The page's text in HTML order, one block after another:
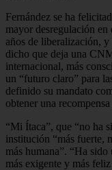
Fernández se ha
mayor desregulación en
años de liberalización,
dicho que deja una
internacional, más
un “futuro claro” para
definido su mandato
obtener una
“Mi Ítaca”, que “no ha
institución “más fuerte,
más humana”. “Ha
más exigente y más